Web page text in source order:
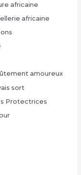
africaine
africaine
amoureux
sort
Protectrices